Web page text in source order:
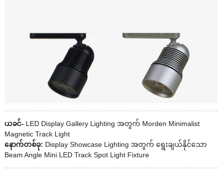
ယခင်- LED Display Gallery Lighting အတွက် Morden Minimalist
Magnetic Track Light
နောက်တစ်ခု: Display Showcase Lighting အတွက် ရွေးချယ်နိုင်သော
Beam Angle Mini LED Track Spot Light Fixture